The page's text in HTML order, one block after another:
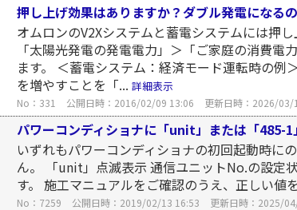
押し上げ効果はありますか？ダブル発電になる
オムロンのV2Xシステムと蓄電システムには押
「太陽光発電の発電電力」＞「ご家庭の消費
ます。 ＜蓄電システム：経済モード運転時の
を増やすことを「... 詳細表示
No：331 公開日時：2016/02/09 13:06 更新日時：2026/03/
パワーコンディショナに「unit」または「485-1
いずれもパワーコンディショナの初回起動時に
ん。 「unit」点滅表示 通信ユニットNo.の設定
す。 施工マニュアルをご確認のうえ、正しい値
No：7259 公開日時：2019/02/13 16:53 更新日時：2025/